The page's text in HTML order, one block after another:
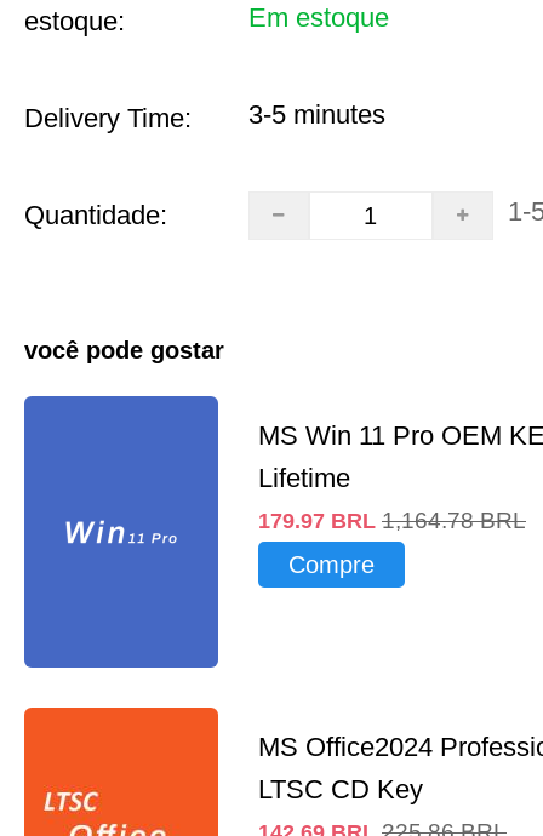
estoque: Em estoque
Delivery Time: 3-5 minutes
Quantidade: 1-
você pode gostar
MS Win 11 Pro OEM
Lifetime
179.97 BRL 1,164.78 BRL
Compre
MS Office2024
LTSC CD Key